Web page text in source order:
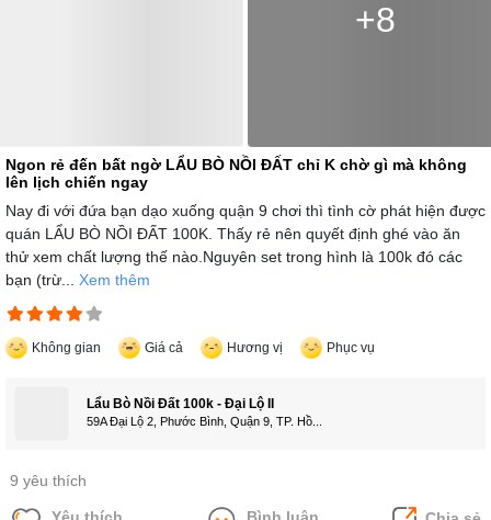
+8
Ngon rẻ đến bất ngờ LẨU BÒ NỒI ĐẤT chỉ K chờ gì mà không
lên lịch chiến ngay
Nay đi với đứa bạn dạo xuống quận 9 chơi thì tình cờ phát hiện được
quán LẨU BÒ NỒI ĐẤT 100K. Thấy rẻ nên quyết định ghé vào ăn
thử xem chất lượng thế nào.Nguyên set trong hình là 100k đó các
bạn (trừ... Xem thêm
Không gian Giá cả Hương vị Phục vụ
Lẩu Bò Nồi Đất 100k - Đại Lộ II
59A Đại Lộ 2, Phước Bình, Quận 9, TP. Hồ...
9 yêu thích